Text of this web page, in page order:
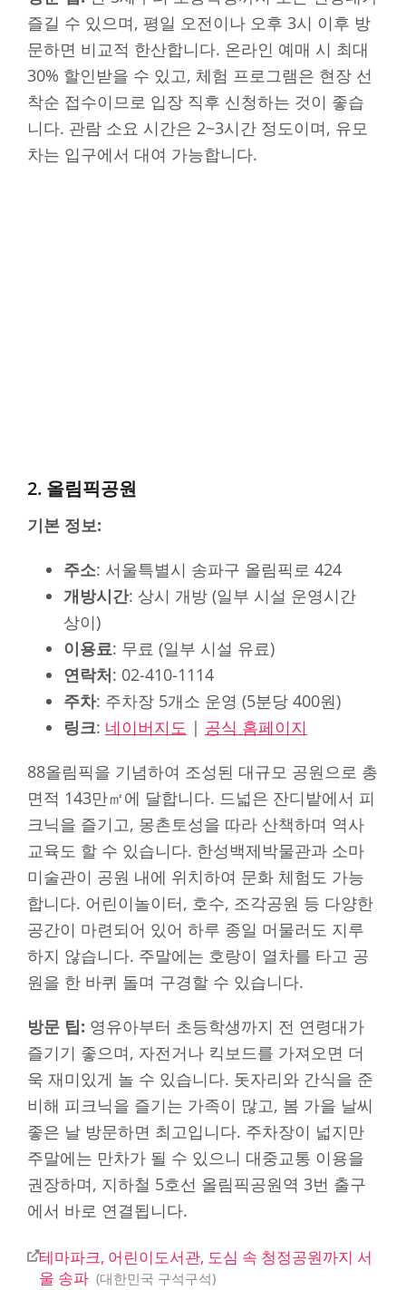
즐길 수 있으며, 평일 오전이나 오후 3시 이후 방
문하면 비교적 한산합니다. 온라인 예매 시 최대
30% 할인받을 수 있고, 체험 프로그램은 현장 선
착순 접수이므로 입장 직후 신청하는 것이 좋습
니다. 관람 소요 시간은 2~3시간 정도이며, 유모
차는 입구에서 대여 가능합니다.
2. 올림픽공원
기본 정보:
주소: 서울특별시 송파구 올림픽로 424
개방시간: 상시 개방 (일부 시설 운영시간
상이)
이용료: 무료 (일부 시설 유료)
연락처: 02-410-1114
주차: 주차장 5개소 운영 (5분당 400원)
링크: 네이버지도 | 공식 홈페이지
88올림픽을 기념하여 조성된 대규모 공원으로 총
면적 143만㎡에 달합니다. 드넓은 잔디밭에서 피
크닉을 즐기고, 몽촌토성을 따라 산책하며 역사
교육도 할 수 있습니다. 한성백제박물관과 소마
미술관이 공원 내에 위치하여 문화 체험도 가능
합니다. 어린이놀이터, 호수, 조각공원 등 다양한
공간이 마련되어 있어 하루 종일 머물러도 지루
하지 않습니다. 주말에는 호랑이 열차를 타고 공
원을 한 바퀴 돌며 구경할 수 있습니다.
방문 팁: 영유아부터 초등학생까지 전 연령대가
즐기기 좋으며, 자전거나 킥보드를 가져오면 더
욱 재미있게 놀 수 있습니다. 돗자리와 간식을 준
비해 피크닉을 즐기는 가족이 많고, 봄 가을 날씨
좋은 날 방문하면 최고입니다. 주차장이 넓지만
주말에는 만차가 될 수 있으니 대중교통 이용을
권장하며, 지하철 5호선 올림픽공원역 3번 출구
에서 바로 연결됩니다.
테마파크, 어린이도서관, 도심 속 청정공원까지 서
울 송파 대한민국 구석구석